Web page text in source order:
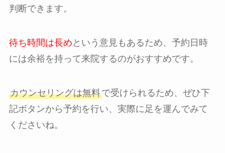
判断できます。
待ち時間は長め という意見もあるため、予約日時
には余裕を持って来院するのがおすすめです。
カウンセリングは無料で受けられるため、ぜひ下
記ボタンから予約を行い、実際に足を運んでみて
くださいね。